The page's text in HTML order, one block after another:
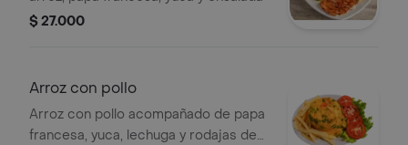
$ 27.000
Arroz con pollo
Arroz con pollo acompañado de papa
francesa, yuca, lechuga y rodajas de